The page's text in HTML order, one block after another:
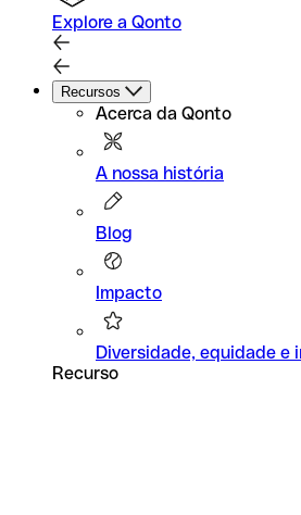
Explore a Qonto
Recursos
Acerca da Qonto
A nossa história
Blog
Impacto
Diversidade, equidade e
Recurso